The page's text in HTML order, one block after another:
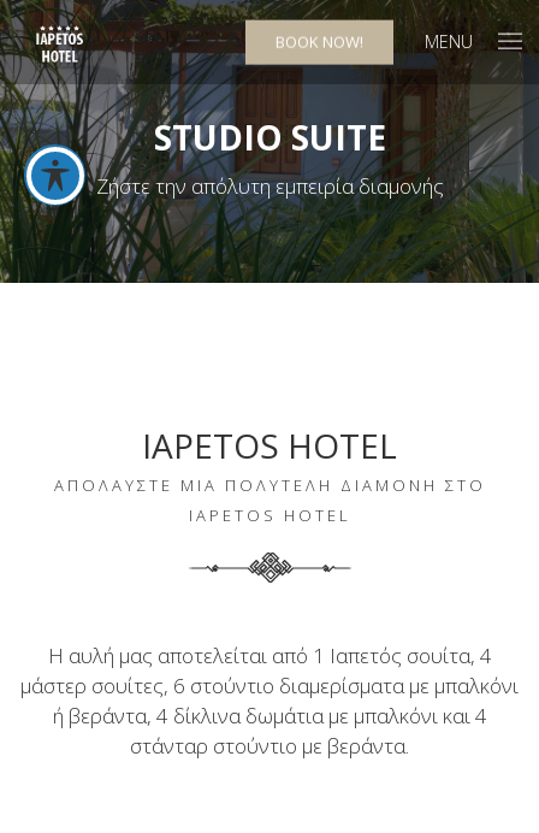
BOOK NOW! MENU
STUDIO SUITE
Ζήστε την απόλυτη εμπειρία διαμονής
IAPETOS HOTEL
ΑΠΟΛΑΎΣΤΕ ΜΊΑ ΠΟΛΥΤΕΛΉ ΔΙΑΜΟΝΉ ΣΤΟ
IAPETOS HOTEL
Η αυλή μας αποτελείται από 1 Ιαπετός σουίτα, 4
μάστερ σουίτες, 6 στούντιο διαμερίσματα με μπαλκόνι
ή βεράντα, 4 δίκλινα δωμάτια με μπαλκόνι και 4
στάνταρ στούντιο με βεράντα.